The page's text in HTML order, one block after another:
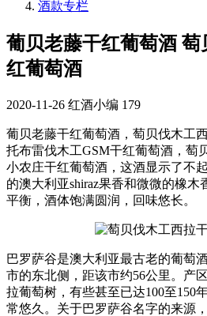
酒款专栏
葡贝老藤干红葡萄酒
红葡萄酒
2020-11-26 红酒小编 179
葡贝老藤干红葡萄酒，萄贝伐木工
托布雷伐木工GSM干红葡萄酒，萄
小农庄干红葡萄酒，这酒显示了不
的澳大利亚shiraz果香和微微的橡木
平衡，酒体饱满圆润，回味悠长。
巴罗萨谷是澳大利亚最古老的葡萄
市的东北侧，距该市约56公里。产
拉葡萄树，有些甚至已达100至150
常悠久。关于巴罗萨谷名字的来源